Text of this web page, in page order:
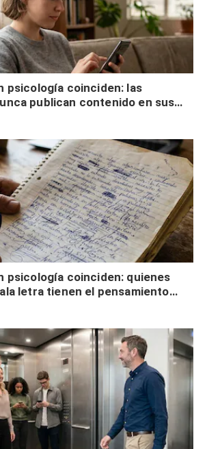
psicología coinciden: las
publican contenido en sus
pretenden buscar validación
psicología coinciden: quienes
letra tienen el pensamiento
hacen por desinterés